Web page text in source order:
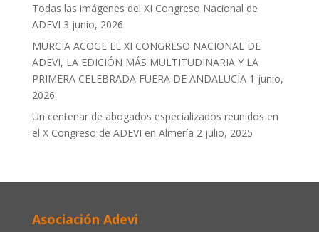
Todas las imágenes del XI Congreso Nacional de
ADEVI 3 junio, 2026
MURCIA ACOGE EL XI CONGRESO NACIONAL DE
ADEVI, LA EDICIÓN MÁS MULTITUDINARIA Y LA
PRIMERA CELEBRADA FUERA DE ANDALUCÍA 1 junio,
2026
Un centenar de abogados especializados reunidos en
el X Congreso de ADEVI en Almería 2 julio, 2025
Asociación Adevi